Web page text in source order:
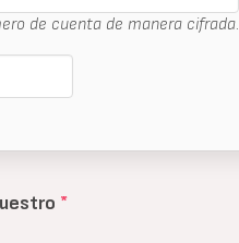
de cuenta de manera cifrada.
*